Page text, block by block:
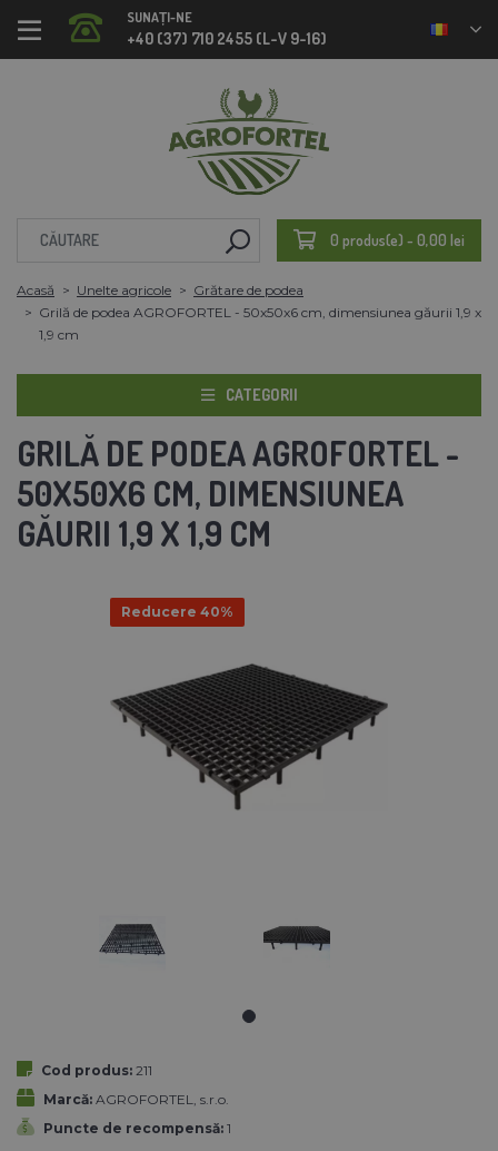
SUNAȚI-NE
+40 (37) 710 2455 (L-V 9-16)
0 produs(e) - 0,00 lei
Acasă Unelte agricole
Grătare de podea
Grilă de podea AGROFORTEL - 50x50x6 cm, dimensiunea găurii 1,9 x
1,9 cm
CATEGORII
GRILĂ DE PODEA AGROFORTEL -
50X50X6 CM, DIMENSIUNEA
GĂURII 1,9 X 1,9 CM
Reducere 40%
Cod produs: 211
Marcă: AGROFORTEL, s.r.o.
Puncte de recompensă: 1